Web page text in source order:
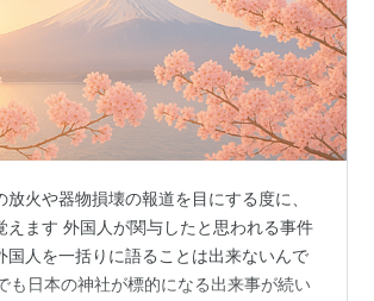
放火や器物損壊の報道を目にする度に、
えます 外国人が関与したと思われる事件
国人を一括りに語ることは出来ないんで
も日本の神社が標的になる出来事が続い